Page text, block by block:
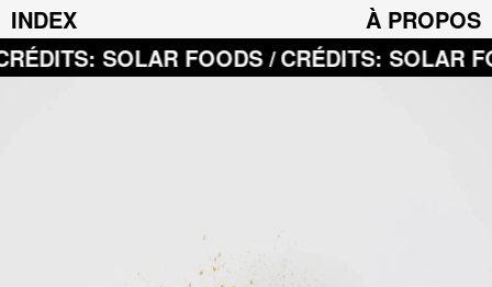
À PROPOS
INDEX
FOODS /CRÉDITS: SOLAR FOODS /